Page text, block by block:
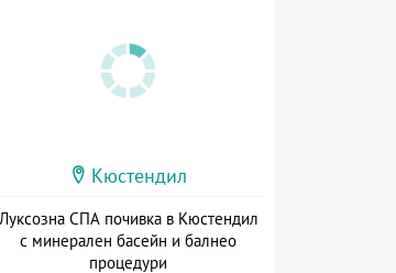
Кюстендил
Луксозна СПА почивка в Кюстендил
с минерален басейн и балнео
процедури